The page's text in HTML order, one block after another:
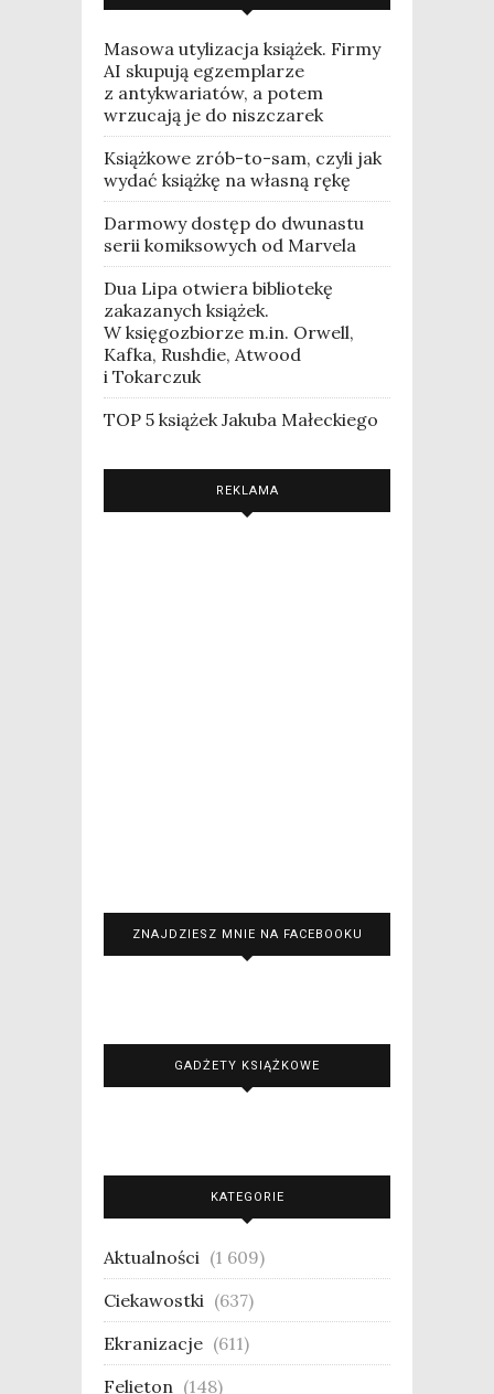
Masowa utylizacja książek. Firmy
AI skupują egzemplarze
z antykwariatów, a potem
wrzucają je do niszczarek
Książkowe zrób-to-sam, czyli jak
wydać książkę na własną rękę
Darmowy dostęp do dwunastu
serii komiksowych od Marvela
Dua Lipa otwiera bibliotekę
zakazanych książek.
W księgozbiorze m.in. Orwell,
Kafka, Rushdie, Atwood
i Tokarczuk
TOP 5 książek Jakuba Małeckiego
REKLAMA
ZNAJDZIESZ MNIE NA FACEBOOKU
GADŻETY KSIĄŻKOWE
KATEGORIE
Aktualności (1 609)
Ciekawostki (637)
Ekranizacje (611)
Felieton (148)